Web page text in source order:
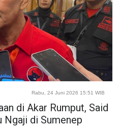
Rabu, 24 Juni 2026 15:51 WIB
di Akar Rumput, Said
Ngaji di Sumenep